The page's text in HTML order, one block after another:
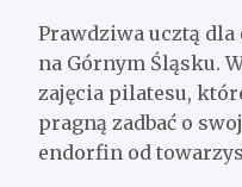
Prawdziwa ucztą
na Górnym Śląsku.
zajęcia pilatesu,
pragną zadbać o
endorfin od